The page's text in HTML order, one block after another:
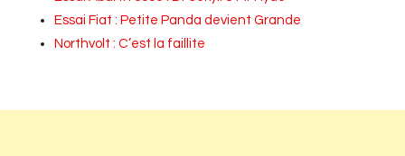
Essai Fiat : Petite Panda devient Grande
Northvolt : C’est la faillite